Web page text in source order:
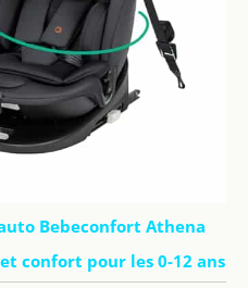
Bebeconfort Athena
confort pour les 0-12 ans